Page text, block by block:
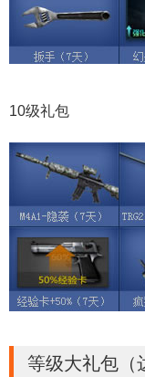
10级礼包
等级大礼包（